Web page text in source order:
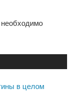
в целом